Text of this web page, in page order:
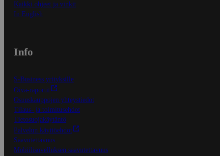
Kaikki ohjeet ja vinkit
In English
Info
S-Business yrityksille
Oiva-raportit
Osuuskauppojen yhteystiedot
Tilaus- ja toimitusehdot
Tietosuojakäytäntö
Palvelun käyttöehdot
Saavutettavuus
Mobiilisovelluksen saavutettavuus